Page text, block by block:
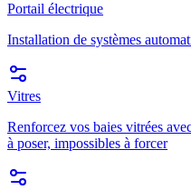
Portail électrique
Installation de systèmes
Vitres
Renforcez vos baies vitrées
à poser, impossibles à forcer